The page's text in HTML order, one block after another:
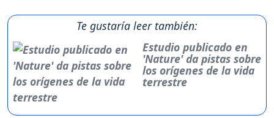
Te gustaría leer también:
Estudio publicado en
'Nature' da pistas sobre
los orígenes de la vida
terrestre